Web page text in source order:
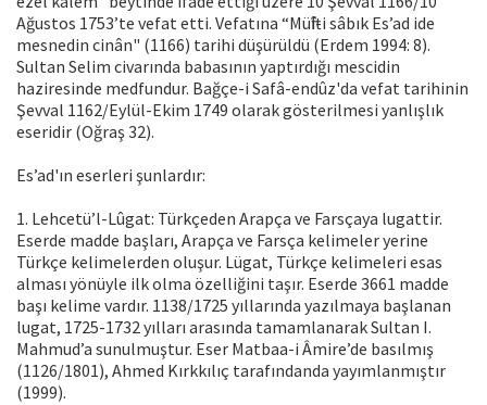
Ağustos 1753’te vefat etti. Vefatına “Müftî-i sâbık Es’ad ide
mesnedin cinân" (1166) tarihi düşürüldü (Erdem 1994: 8).
Sultan Selim civarında babasının yaptırdığı mescidin
haziresinde medfundur. Bağçe-i Safâ-endûz'da vefat tarihinin
Şevval 1162/Eylül-Ekim 1749 olarak gösterilmesi yanlışlık
eseridir (Oğraş 32).
Es’ad'ın eserleri şunlardır:
1. Lehcetü’l-Lûgat: Türkçeden Arapça ve Farsçaya lugattir.
Eserde madde başları, Arapça ve Farsça kelimeler yerine
Türkçe kelimelerden oluşur. Lügat, Türkçe kelimeleri esas
alması yönüyle ilk olma özelliğini taşır. Eserde 3661 madde
başı kelime vardır. 1138/1725 yıllarında yazılmaya başlanan
lugat, 1725-1732 yılları arasında tamamlanarak Sultan I.
Mahmud’a sunulmuştur. Eser Matbaa-i Âmire’de basılmış
(1126/1801), Ahmed Kırkkılıç tarafındanda yayımlanmıştır
(1999).